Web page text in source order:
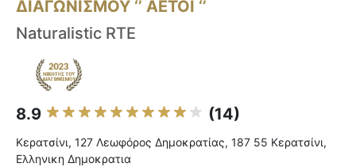
ΔΙΑΓΩΝΙΣΜΟΥ ‘’ ΑΕΤΟΙ ‘’
Naturalistic RTE
8.9 (14)
Κερατσίνι, 127 Λεωφόρος Δημοκρατίας, 187 55 Κερατσίνι,
Ελληνικη Δημοκρατια